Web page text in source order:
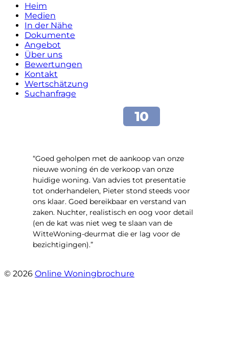
Heim
Medien
In der Nähe
Dokumente
Angebot
Über uns
Bewertungen
Kontakt
Wertschätzung
Suchanfrage
“Goed geholpen met de aankoop van onze
nieuwe woning én de verkoop van onze
huidige woning. Van advies tot presentatie
tot onderhandelen, Pieter stond steeds voor
ons klaar. Goed bereikbaar en verstand van
zaken. Nuchter, realistisch en oog voor detail
(en de kat was niet weg te slaan van de
WitteWoning-deurmat die er lag voor de
bezichtigingen).”
© 2026 Online Woningbrochure